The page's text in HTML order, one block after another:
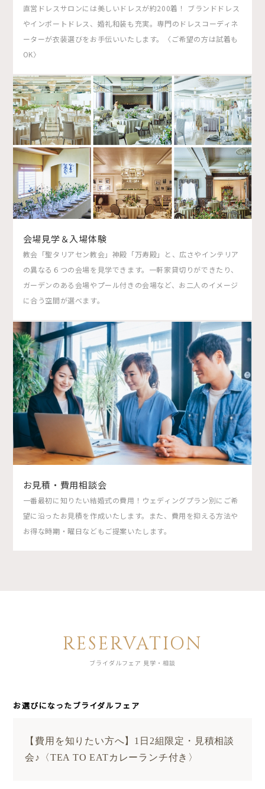
直営ドレスサロンには美しいドレスが約200着！ ブランドドレス
やインポートドレス、婚礼和装も充実。専門のドレスコーディネ
ーターが衣装選びをお手伝いいたします。〈ご希望の方は試着も
OK〉
会場見学＆入場体験
教会「聖タリアセン教会」神殿「万寿殿」と、広さやインテリア
の異なる６つの会場を見学できます。一軒家貸切りができたり、
ガーデンのある会場やプール付きの会場など、お二人のイメージ
に合う空間が選べます。
お見積・費用相談会
一番最初に知りたい結婚式の費用！ウェディングプラン別にご希
望に沿ったお見積を作成いたします。また、費用を抑える方法や
お得な時期・曜日などもご提案いたします。
RESERVATION
ブライダルフェア 見学・相談
お選びになったブライダルフェア
【費用を知りたい方へ】1日2組限定・見積相談
会♪〈TEA TO EATカレーランチ付き〉